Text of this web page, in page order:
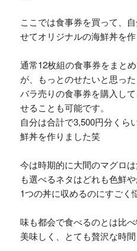
ここでは食事券を買って、
せてオリジナルの海鮮丼を作
通常12枚組の食事券をまと
が、もっとのせたいと思った
バラ売りの食事券を購入し
せることも可能です。
自分は合計で3,500円分くら
鮮丼を作りました笑
今は時期的に大間のマグロ
も選べるネタはどれも色鮮や
1つの丼に収めるのにすごく
味も都会で食べるのとは比
美味しく、とても贅沢な時間